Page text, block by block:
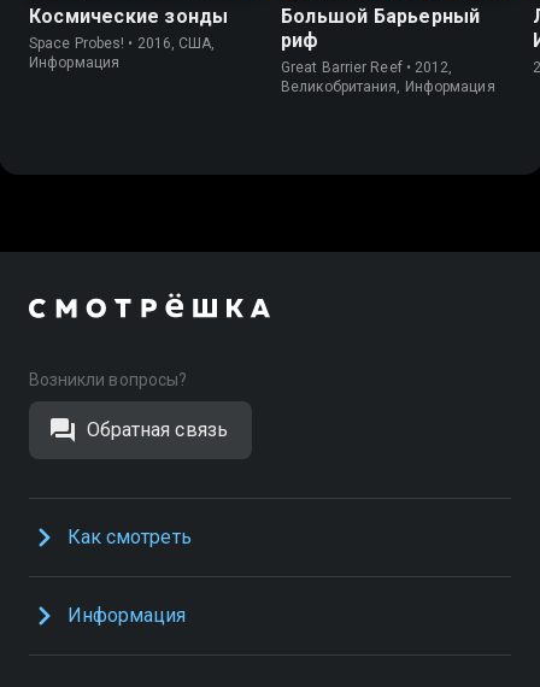
Космические зонды
Space Probes! • 2016, США,
Информация
Большой Барьерный
риф
Great Barrier Reef • 2012,
Великобритания, Информация
Возникли вопросы?
Обратная связь
Как смотреть
Информация